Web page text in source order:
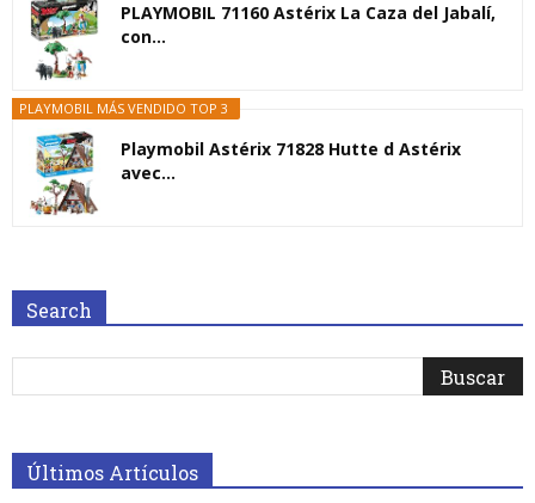
PLAYMOBIL 71160 Astérix La Caza del Jabalí,
con...
PLAYMOBIL MÁS VENDIDO TOP 3
Playmobil Astérix 71828 Hutte d Astérix
avec...
Search
Últimos Artículos